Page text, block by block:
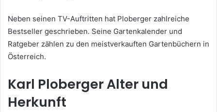
Neben seinen TV-Auftritten hat Ploberger zahlreiche
Bestseller geschrieben. Seine Gartenkalender und
Ratgeber zählen zu den meistverkauften Gartenbüchern in
Österreich.
Karl Ploberger Alter und
Herkunft